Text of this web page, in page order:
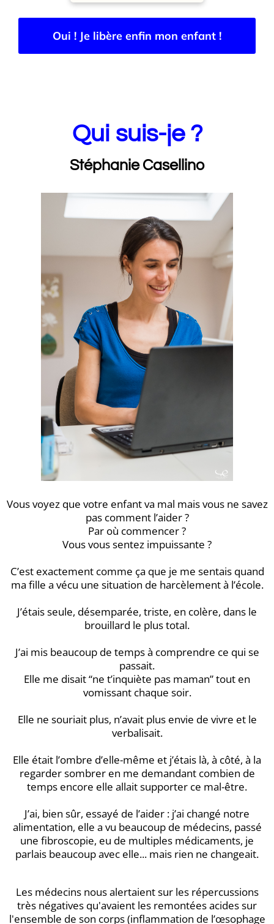
Oui ! Je libère enfin mon enfant !
Qui suis-je ?
Stéphanie Casellino
Vous voyez que votre enfant va mal mais vous ne savez
pas comment l’aider ?
Par où commencer ?
Vous vous sentez impuissante ?
C’est exactement comme ça que je me sentais quand
ma fille a vécu une situation de harcèlement à l’école.
J’étais seule, désemparée, triste, en colère, dans le
brouillard le plus total.
J’ai mis beaucoup de temps à comprendre ce qui se
passait.
Elle me disait “ne t’inquiète pas maman” tout en
vomissant chaque soir.
Elle ne souriait plus, n’avait plus envie de vivre et le
verbalisait.
Elle était l’ombre d’elle-même et j’étais là, à côté, à la
regarder sombrer en me demandant combien de
temps encore elle allait supporter ce mal-être.
J’ai, bien sûr, essayé de l’aider : j’ai changé notre
alimentation, elle a vu beaucoup de médecins, passé
une fibroscopie, eu de multiples médicaments, je
parlais beaucoup avec elle... mais rien ne changeait.
Les médecins nous alertaient sur les répercussions
très négatives qu'avaient les remontées acides sur
l'ensemble de son corps (inflammation de l’œsophage